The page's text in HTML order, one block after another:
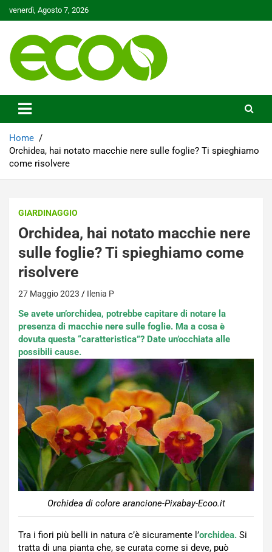
to
venerdì, Agosto 7, 2026
Ecoo.it
Home
Orchidea, hai notato macchie nere sulle foglie? Ti spieghiamo
come risolvere
GIARDINAGGIO
Orchidea, hai notato macchie nere
sulle foglie? Ti spieghiamo come
risolvere
27 Maggio 2023 Ilenia P
Se avete un’orchidea, potrebbe capitare di notare la
presenza di macchie nere sulle foglie. Ma a cosa è
dovuta questa “caratteristica”? Date un’occhiata alle
possibili cause.
Orchidea di colore arancione-Pixabay-Ecoo.it
Tra i fiori più belli in natura c’è sicuramente l’orchidea. Si
tratta di una pianta che, se curata come si deve, può